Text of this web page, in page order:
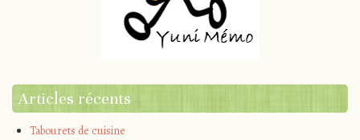
Articles récents
Tabourets de cuisine